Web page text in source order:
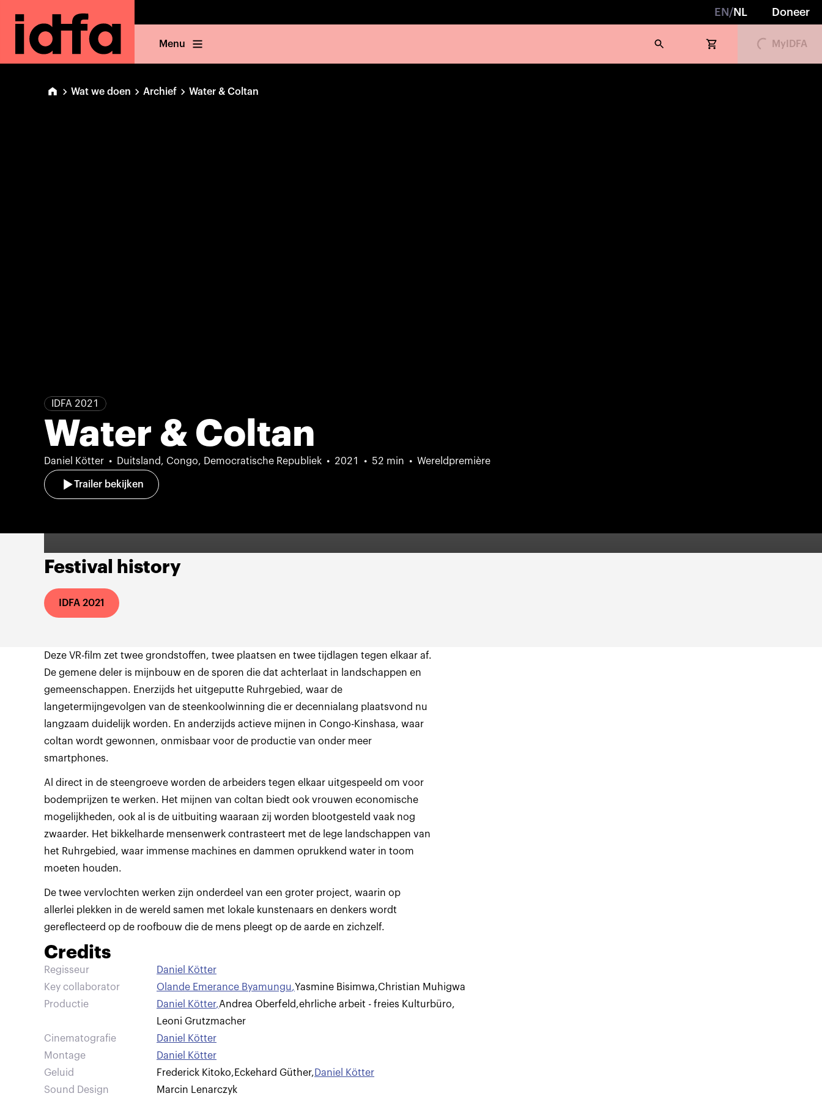
EN /NL Doneer
Menu Loading...MyIDFA
Wat we doen Archief Water & Coltan
IDFA 2021
Water & Coltan
Daniel Kötter Duitsland, Congo, Democratische Republiek 2021 52 min Wereldpremière
Trailer bekijken
Festival history
IDFA 2021
Deze VR-film zet twee grondstoffen, twee plaatsen en twee tijdlagen tegen elkaar af.
De gemene deler is mijnbouw en de sporen die dat achterlaat in landschappen en
gemeenschappen. Enerzijds het uitgeputte Ruhrgebied, waar de
langetermijngevolgen van de steenkoolwinning die er decennialang plaatsvond nu
langzaam duidelijk worden. En anderzijds actieve mijnen in Congo-Kinshasa, waar
coltan wordt gewonnen, onmisbaar voor de productie van onder meer
smartphones.
Al direct in de steengroeve worden de arbeiders tegen elkaar uitgespeeld om voor
bodemprijzen te werken. Het mijnen van coltan biedt ook vrouwen economische
mogelijkheden, ook al is de uitbuiting waaraan zij worden blootgesteld vaak nog
zwaarder. Het bikkelharde mensenwerk contrasteert met de lege landschappen van
het Ruhrgebied, waar immense machines en dammen oprukkend water in toom
moeten houden.
De twee vervlochten werken zijn onderdeel van een groter project, waarin op
allerlei plekken in de wereld samen met lokale kunstenaars en denkers wordt
gereflecteerd op de roofbouw die de mens pleegt op de aarde en zichzelf.
Credits
Regisseur
Daniel Kötter
Key collaborator
Olande Emerance Byamungu,Yasmine Bisimwa,Christian Muhigwa
Productie
Daniel Kötter,Andrea Oberfeld,ehrliche arbeit - freies Kulturbüro,
Leoni Grutzmacher
Cinematografie
Daniel Kötter
Montage
Daniel Kötter
Geluid
Frederick Kitoko,Eckehard Güther, Daniel Kötter
Sound Design
Marcin Lenarczyk